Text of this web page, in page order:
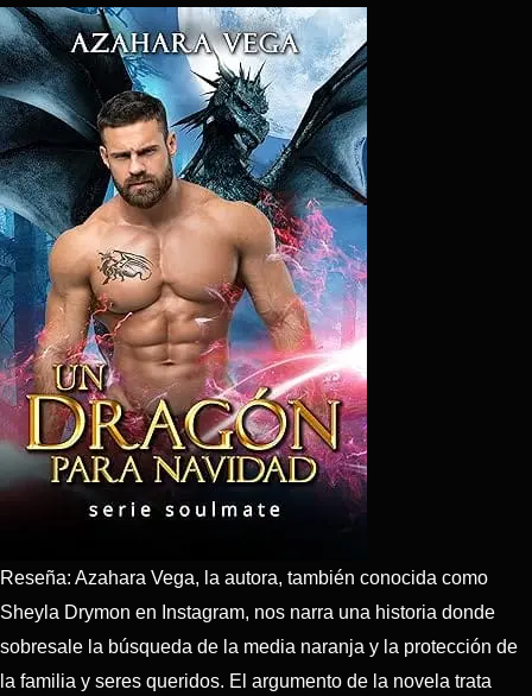
Reseña: Azahara Vega, la autora, también conocida como
Sheyla Drymon en Instagram, nos narra una historia donde
sobresale la búsqueda de la media naranja y la protección de
la familia y seres queridos. El argumento de la novela trata